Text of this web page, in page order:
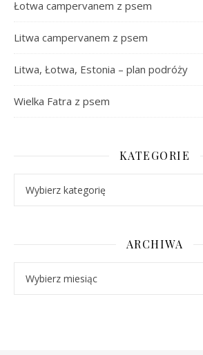
Łotwa campervanem z psem
Litwa campervanem z psem
Litwa, Łotwa, Estonia – plan podróży
Wielka Fatra z psem
KATEGORIE
ARCHIWA